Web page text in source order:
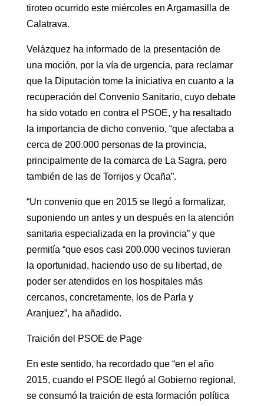
tiroteo ocurrido este miércoles en Argamasilla de
Calatrava.
Velázquez ha informado de la presentación de
una moción, por la vía de urgencia, para reclamar
que la Diputación tome la iniciativa en cuanto a la
recuperación del Convenio Sanitario, cuyo debate
ha sido votado en contra el PSOE, y ha resaltado
la importancia de dicho convenio, “que afectaba a
cerca de 200.000 personas de la provincia,
principalmente de la comarca de La Sagra, pero
también de las de Torrijos y Ocaña”.
“Un convenio que en 2015 se llegó a formalizar,
suponiendo un antes y un después en la atención
sanitaria especializada en la provincia” y que
permitía “que esos casi 200.000 vecinos tuvieran
la oportunidad, haciendo uso de su libertad, de
poder ser atendidos en los hospitales más
cercanos, concretamente, los de Parla y
Aranjuez”, ha añadido.
Traición del PSOE de Page
En este sentido, ha recordado que “en el año
2015, cuando el PSOE llegó al Gobierno regional,
se consumó la traición de esta formación política